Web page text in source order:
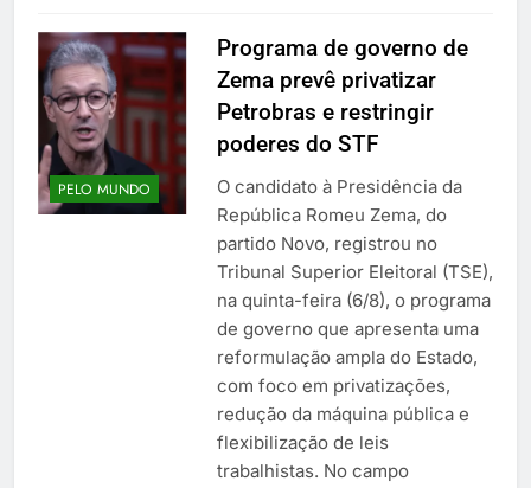
PELO MUNDO
Programa de governo de
Zema prevê privatizar
Petrobras e restringir
poderes do STF
O candidato à Presidência da
República Romeu Zema, do
partido Novo, registrou no
Tribunal Superior Eleitoral (TSE),
na quinta-feira (6/8), o programa
de governo que apresenta uma
reformulação ampla do Estado,
com foco em privatizações,
redução da máquina pública e
flexibilização de leis
trabalhistas. No campo